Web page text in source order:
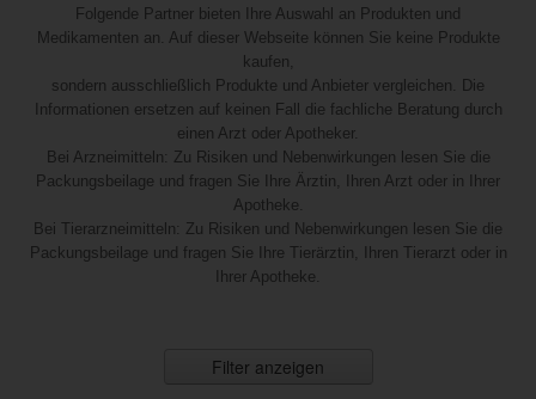
Folgende Partner bieten Ihre Auswahl an Produkten und
Medikamenten an. Auf dieser Webseite können Sie keine Produkte
kaufen,
sondern ausschließlich Produkte und Anbieter vergleichen. Die
Informationen ersetzen auf keinen Fall die fachliche Beratung durch
einen Arzt oder Apotheker.
Bei Arzneimitteln: Zu Risiken und Nebenwirkungen lesen Sie die
Packungsbeilage und fragen Sie Ihre Ärztin, Ihren Arzt oder in Ihrer
Apotheke.
Bei Tierarzneimitteln: Zu Risiken und Nebenwirkungen lesen Sie die
Packungsbeilage und fragen Sie Ihre Tierärztin, Ihren Tierarzt oder in
Ihrer Apotheke.
Filter anzeigen